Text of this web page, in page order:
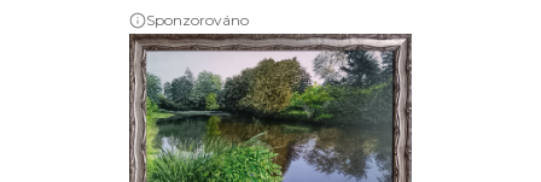
Sponzorováno